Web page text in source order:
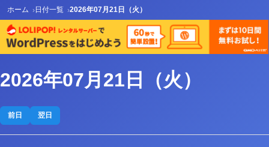
ホーム 日付一覧 2026年07月21日（火）
2026年07月21日（火）
前日 翌日